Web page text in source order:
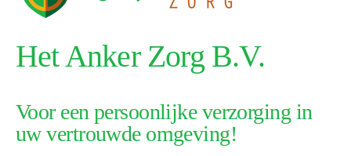
Het Anker Zorg B.V.
Voor een persoonlijke verzorging in
uw vertrouwde omgeving!